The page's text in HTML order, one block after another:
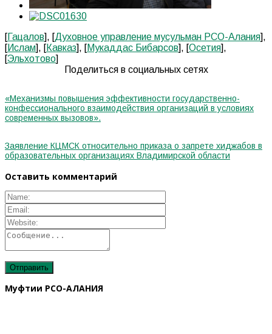
[Гацалов], [Духовное управление мусульман РСО-Алания],
[Ислам], [Кавказ], [Мукаддас Бибарсов], [Осетия],
[Эльхотово]
Поделиться в социальных сетях
«Механизмы повышения эффективности государственно-
конфессионального взаимодействия организаций в условиях
современных вызовов».
Заявление КЦМСК относительно приказа о запрете хиджабов в
образовательных организациях Владимирской области
Оставить комментарий
Муфтии РСО-АЛАНИЯ